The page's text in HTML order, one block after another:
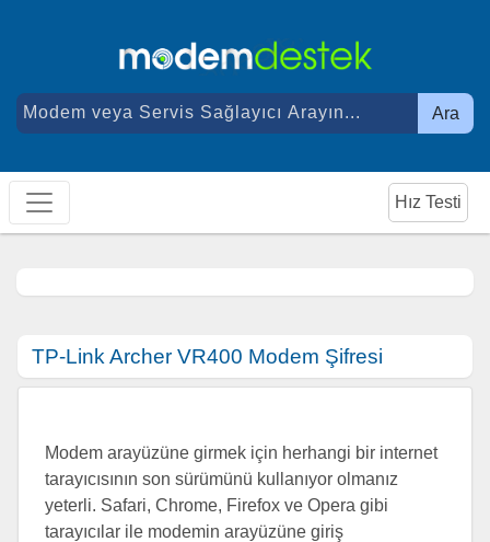
Ara
Hız Testi
TP-Link Archer VR400 Modem Şifresi
Modem arayüzüne girmek için herhangi bir internet
tarayıcısının son sürümünü kullanıyor olmanız
yeterli. Safari, Chrome, Firefox ve Opera gibi
tarayıcılar ile modemin arayüzüne giriş